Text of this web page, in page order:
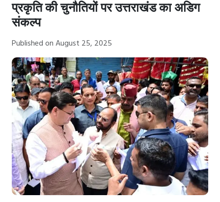
प्रकृति की चुनौतियों पर उत्तराखंड का अडिग
संकल्प
Published on August 25, 2025